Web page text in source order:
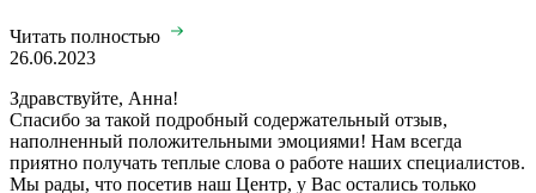
Читать полностью
26.06.2023
Здравствуйте, Анна!
Спасибо за такой подробный содержательный отзыв,
наполненный положительными эмоциями! Нам всегда
приятно получать теплые слова о работе наших специалистов.
Мы рады, что посетив наш Центр, у Вас остались только